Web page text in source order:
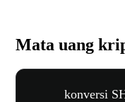
Mata uang
konversi